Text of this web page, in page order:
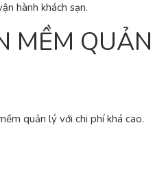
hành khách sạn.
MỀM QUẢN
quản lý với chi phí khá cao.